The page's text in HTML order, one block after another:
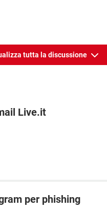
tutta la discussione
Live.it
per phishing